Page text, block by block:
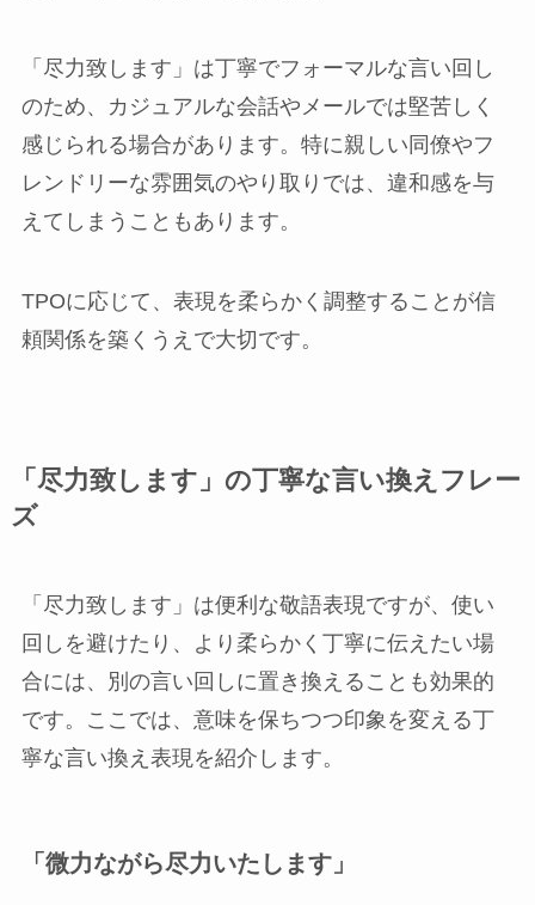
「尽力致します」は丁寧でフォーマルな言い回し
のため、カジュアルな会話やメールでは堅苦しく
感じられる場合があります。特に親しい同僚やフ
レンドリーな雰囲気のやり取りでは、違和感を与
えてしまうこともあります。
TPOに応じて、表現を柔らかく調整することが信
頼関係を築くうえで大切です。
「尽力致します」の丁寧な言い換えフレー
ズ
「尽力致します」は便利な敬語表現ですが、使い
回しを避けたり、より柔らかく丁寧に伝えたい場
合には、別の言い回しに置き換えることも効果的
です。ここでは、意味を保ちつつ印象を変える丁
寧な言い換え表現を紹介します。
「微力ながら尽力いたします」